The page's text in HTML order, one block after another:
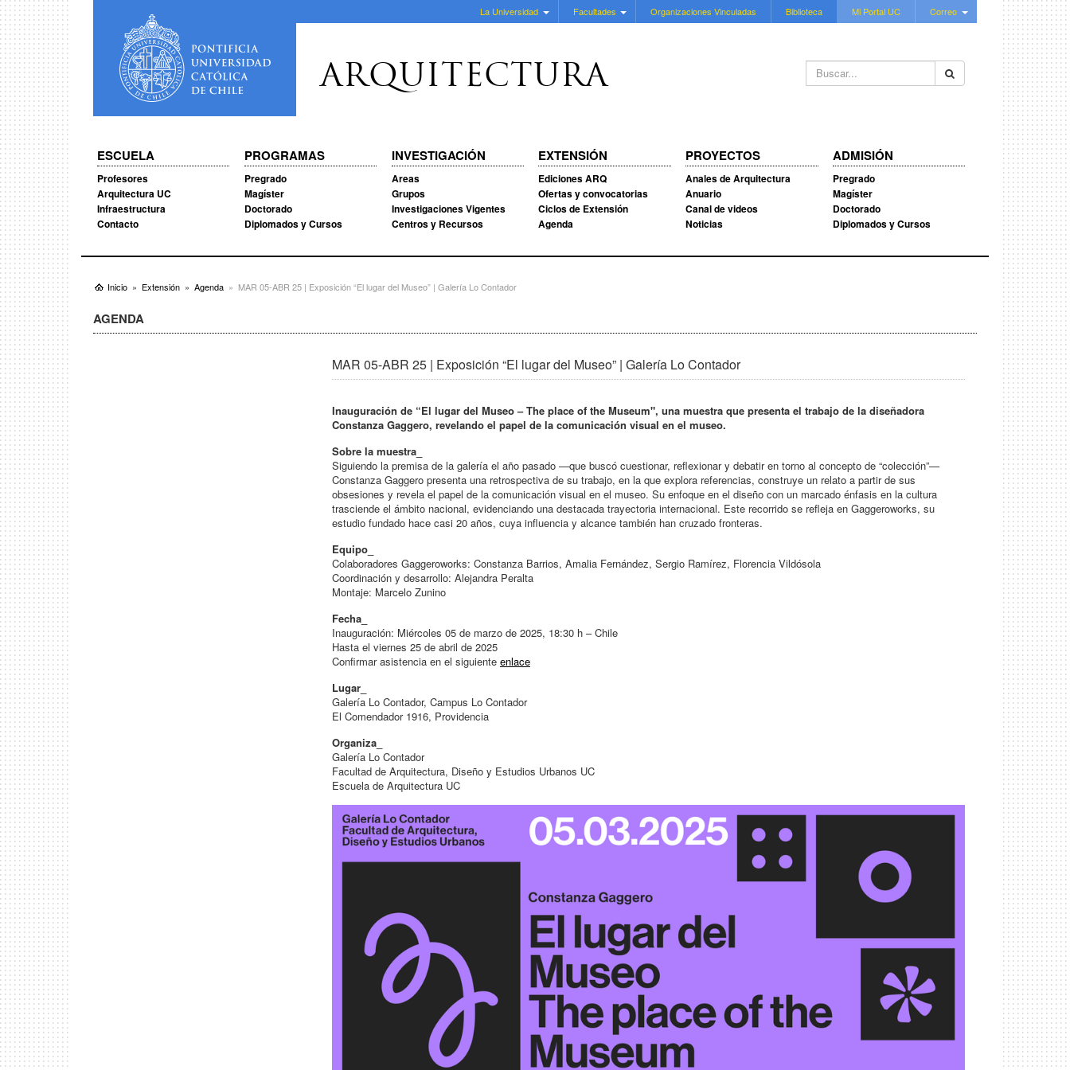
La Universidad Facultades Organizaciones Vinculadas Biblioteca Mi Portal UC Correo
Buscar...
ARQUITECTURA
ESCUELA
Profesores
Arquitectura UC
Infraestructura
Contacto
PROGRAMAS
Pregrado
Magíster
Doctorado
Diplomados y Cursos
INVESTIGACIÓN
Areas
Grupos
Investigaciones Vigentes
Centros y Recursos
EXTENSIÓN
Ediciones ARQ
Ofertas y convocatorias
Ciclos de Extensión
Agenda
PROYECTOS
Anales de Arquitectura
Anuario
Canal de videos
Noticias
ADMISIÓN
Pregrado
Magíster
Doctorado
Diplomados y Cursos
Inicio Extensión Agenda MAR 05-ABR 25 | Exposición “El lugar del Museo” | Galería Lo Contador
AGENDA
MAR 05-ABR 25 | Exposición “El lugar del Museo” | Galería Lo Contador
Inauguración de “El lugar del Museo – The place of the Museum", una muestra que presenta el trabajo de la diseñadora
Constanza Gaggero, revelando el papel de la comunicación visual en el museo.
Sobre la muestra_
Siguiendo la premisa de la galería el año pasado —que buscó cuestionar, reflexionar y debatir en torno al concepto de “colección”—
Constanza Gaggero presenta una retrospectiva de su trabajo, en la que explora referencias, construye un relato a partir de sus
obsesiones y revela el papel de la comunicación visual en el museo. Su enfoque en el diseño con un marcado énfasis en la cultura
trasciende el ámbito nacional, evidenciando una destacada trayectoria internacional. Este recorrido se refleja en Gaggeroworks, su
estudio fundado hace casi 20 años, cuya influencia y alcance también han cruzado fronteras.
Equipo_
Colaboradores Gaggeroworks: Constanza Barrios, Amalia Fernández, Sergio Ramírez, Florencia Vildósola
Coordinación y desarrollo: Alejandra Peralta
Montaje: Marcelo Zunino
Fecha_
Inauguración: Miércoles 05 de marzo de 2025, 18:30 h – Chile
Hasta el viernes 25 de abril de 2025
Confirmar asistencia en el siguiente enlace
Lugar_
Galería Lo Contador, Campus Lo Contador
El Comendador 1916, Providencia
Organiza_
Galería Lo Contador
Facultad de Arquitectura, Diseño y Estudios Urbanos UC
Escuela de Arquitectura UC